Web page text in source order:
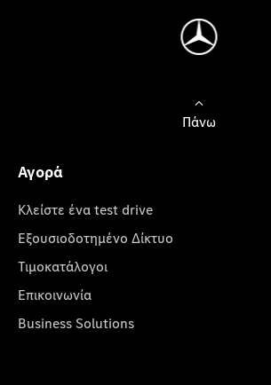
Πάνω
Αγορά
Κλείστε ένα test drive
Εξουσιοδοτημένο Δίκτυο
Τιμοκατάλογοι
Επικοινωνία
Business Solutions